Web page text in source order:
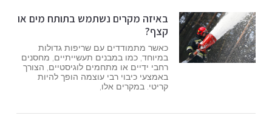
באיזה מקרים נשתמש בתותח מים או
קצף?
כאשר מתמודדים עם שריפות גדולות
במיוחד, כמו במבנים תעשייתיים, מחסנים
רחבי ידיים או מתחמים לוגיסטיים, הצורך
באמצעי כיבוי רבי עוצמה הופך להיות
קריטי. במקרים אלו,